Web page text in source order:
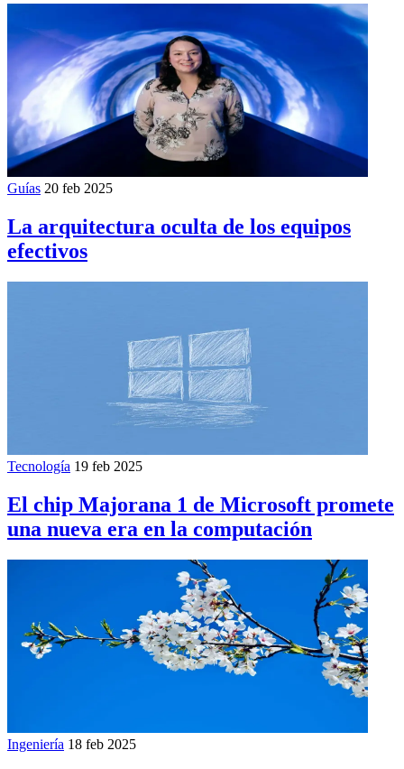
Guías 20 feb 2025
La arquitectura oculta de los equipos
efectivos
Tecnología 19 feb 2025
El chip Majorana 1 de Microsoft promete
una nueva era en la computación
Ingeniería 18 feb 2025